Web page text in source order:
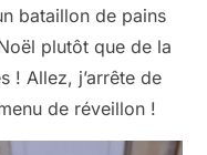
bataillon de pains
plutôt que de la
! Allez, j’arrête de
de réveillon !